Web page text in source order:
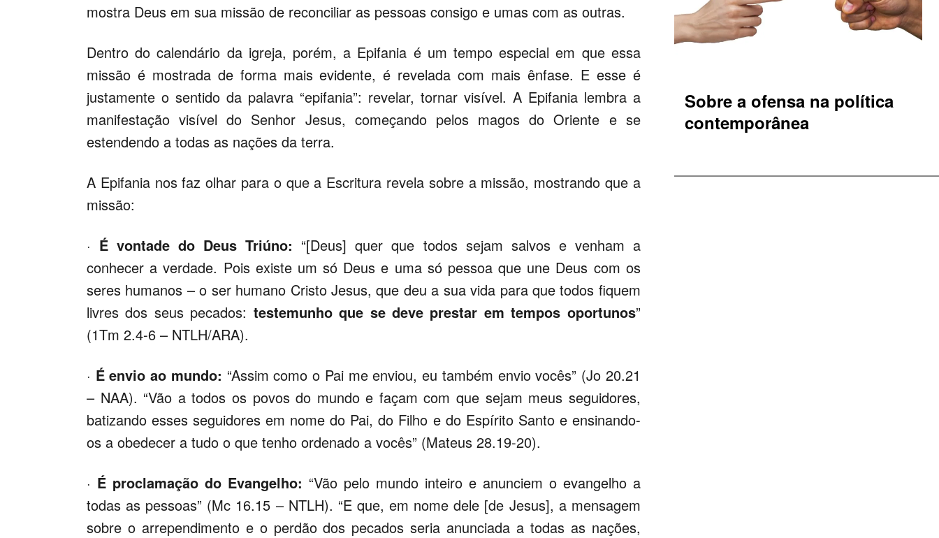
mostra Deus em sua missão de reconciliar as pessoas consigo e umas com as outras.
Dentro do calendário da igreja, porém, a Epifania é um tempo especial em que essa
missão é mostrada de forma mais evidente, é revelada com mais ênfase. E esse é
justamente o sentido da palavra “epifania”: revelar, tornar visível. A Epifania lembra a
manifestação visível do Senhor Jesus, começando pelos magos do Oriente e se
estendendo a todas as nações da terra.
A Epifania nos faz olhar para o que a Escritura revela sobre a missão, mostrando que a
missão:
· É vontade do Deus Triúno: “[Deus] quer que todos sejam salvos e venham a
conhecer a verdade. Pois existe um só Deus e uma só pessoa que une Deus com os
seres humanos – o ser humano Cristo Jesus, que deu a sua vida para que todos fiquem
livres dos seus pecados: testemunho que se deve prestar em tempos oportunos”
(1Tm 2.4-6 – NTLH/ARA).
· É envio ao mundo: “Assim como o Pai me enviou, eu também envio vocês” (Jo 20.21
– NAA). “Vão a todos os povos do mundo e façam com que sejam meus seguidores,
batizando esses seguidores em nome do Pai, do Filho e do Espírito Santo e ensinando-
os a obedecer a tudo o que tenho ordenado a vocês” (Mateus 28.19-20).
· É proclamação do Evangelho: “Vão pelo mundo inteiro e anunciem o evangelho a
todas as pessoas” (Mc 16.15 – NTLH). “E que, em nome dele [de Jesus], a mensagem
sobre o arrependimento e o perdão dos pecados seria anunciada a todas as nações,
Sobre a ofensa na política
contemporânea